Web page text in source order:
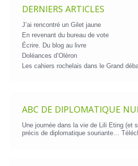
DERNIERS ARTICLES
J’ai rencontré un Gilet jaune
En revenant du bureau de vote
Écrire. Du blog au livre
Doléances d’Oléron
Les cahiers rochelais dans le Grand
ABC DE DIPLOMATIQUE
Une journée dans la vie de Lili Eting (et
précis de diplomatique souriante…